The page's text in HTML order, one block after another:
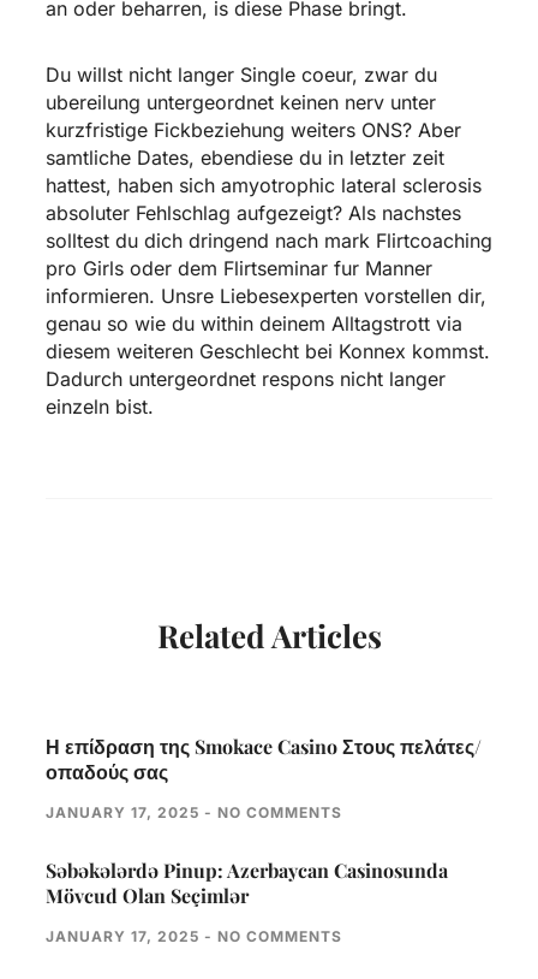
an oder beharren, is diese Phase bringt.
Du willst nicht langer Single coeur, zwar du
ubereilung untergeordnet keinen nerv unter
kurzfristige Fickbeziehung weiters ONS? Aber
samtliche Dates, ebendiese du in letzter zeit
hattest, haben sich amyotrophic lateral sclerosis
absoluter Fehlschlag aufgezeigt? Als nachstes
solltest du dich dringend nach mark Flirtcoaching
pro Girls oder dem Flirtseminar fur Manner
informieren. Unsre Liebesexperten vorstellen dir,
genau so wie du within deinem Alltagstrott via
diesem weiteren Geschlecht bei Konnex kommst.
Dadurch untergeordnet respons nicht langer
einzeln bist.
Related Articles
Η επίδραση της Smokace Casino Στους πελάτες/
οπαδούς σας
JANUARY 17, 2025 NO COMMENTS
Səbəkələrdə Pinup: Azerbaycan Casinosunda
Mövcud Olan Seçimlər
JANUARY 17, 2025 NO COMMENTS